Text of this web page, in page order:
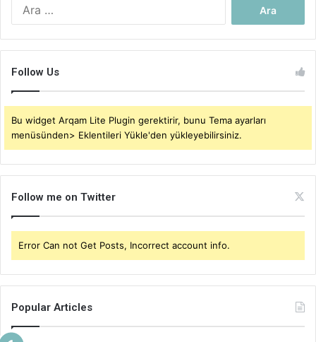
Follow Us
Bu widget Arqam Lite Plugin gerektirir, bunu Tema ayarları
menüsünden> Eklentileri Yükle'den yükleyebilirsiniz.
Follow me on Twitter
Error Can not Get Posts, Incorrect account info.
Popular Articles